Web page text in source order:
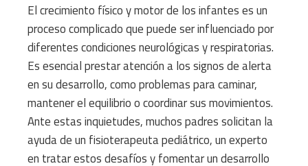
El crecimiento físico y motor de los infantes es un
proceso complicado que puede ser influenciado por
diferentes condiciones neurológicas y respiratorias.
Es esencial prestar atención a los signos de alerta
en su desarrollo, como problemas para caminar,
mantener el equilibrio o coordinar sus movimientos.
Ante estas inquietudes, muchos padres solicitan la
ayuda de un fisioterapeuta pediátrico, un experto
en tratar estos desafíos y fomentar un desarrollo